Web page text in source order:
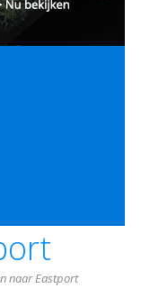
naar Eastport